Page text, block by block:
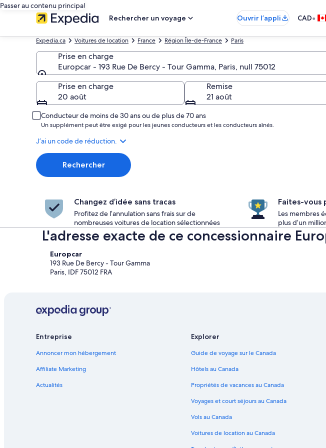
Passer au contenu principal
Rechercher un voyage
Ouvrir l’appli CAD•
Expedia.ca Voitures de location France Région Île-de-France Paris
Prise en charge
Europcar - 193 Rue De Bercy - Tour Gamma, Paris, null 75012
Prise en charge
Prise en charge
20 août
Remise
21 août
Conducteur de moins de 30 ans ou de plus de 70 ans
Un supplément peut être exigé pour les jeunes conducteurs et les conducteurs aînés.
J’ai un code de réduction.
Rechercher
Changez d’idée sans tracas
Profitez de l’annulation sans frais sur de
nombreuses voitures de location sélectionnées.
Faites-vous
Les membres
plus d’un
L'adresse exacte de ce concessionnaire
Europcar
193 Rue De Bercy - Tour Gamma
Paris, IDF 75012 FRA
Entreprise
Annoncer mon hébergement
Affiliate Marketing
Actualités
Explorer
Guide de voyage sur le Canada
Hôtels au Canada
Propriétés de vacances au Canada
Voyages et court séjours au Canada
Vols au Canada
Voitures de location au Canada